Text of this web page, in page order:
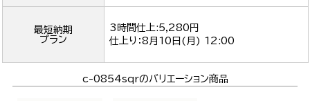
最短納期
プラン
3時間仕上:5,280円
仕上り：8月10日(月) 12:00
c-0854sqrのバリエーション商品